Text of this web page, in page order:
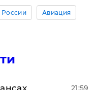
Авиация
21:59